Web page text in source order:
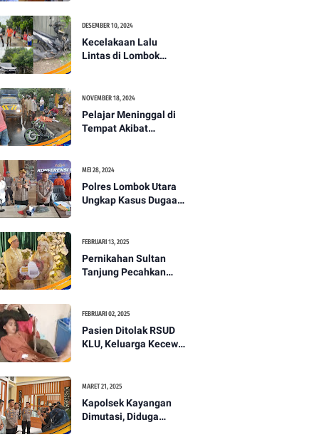
Masyarakat Dayan
Gunung
DESEMBER 10, 2024
Kecelakaan Lalu
Lintas di Lombok
PENANTB
NOVEMBER 18, 2024
Pelajar Meninggal di
Tempat Akibat
Utara -PENANTB
MEI 28, 2024
Polres Lombok Utara
Ungkap Kasus Dugaan
Gantung Diri
FEBRUARI 13, 2025
Pernikahan Sultan
Tanjung Pecahkan
PENANTB
FEBRUARI 02, 2025
Pasien Ditolak RSUD
KLU, Keluarga Kecewa
MARET 21, 2025
Kapolsek Kayangan
Dimutasi, Diduga